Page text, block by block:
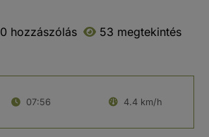
0 hozzászólás
53 megtekintés
07:56
4.4 km/h